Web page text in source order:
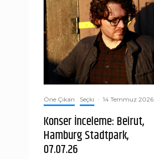
Öne Çıkan Seçki · 14 Temmuz 2026
Konser İnceleme: Beirut,
Hamburg Stadtpark,
07.07.26